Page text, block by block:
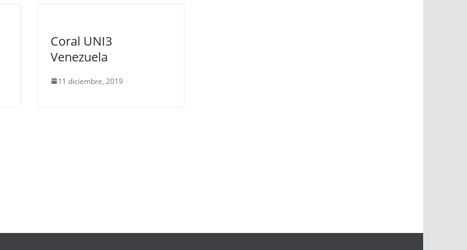
Coral UNI3
Venezuela
11 diciembre, 2019